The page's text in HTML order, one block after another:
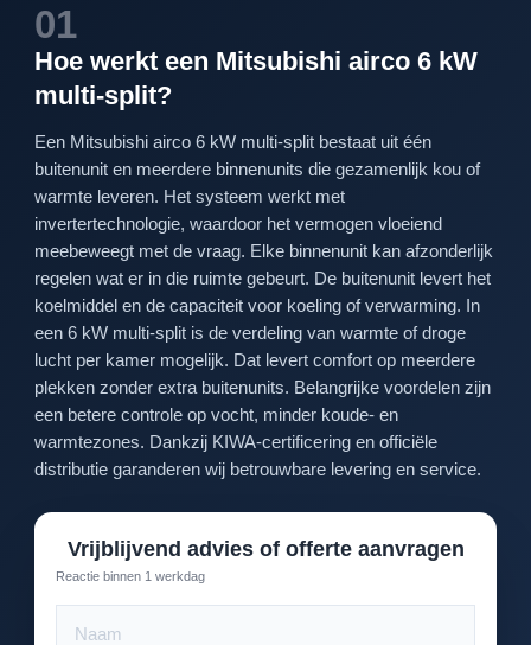
01
Hoe werkt een Mitsubishi airco 6 kW
multi-split?
Een Mitsubishi airco 6 kW multi-split bestaat uit één
buitenunit en meerdere binnenunits die gezamenlijk kou of
warmte leveren. Het systeem werkt met
invertertechnologie, waardoor het vermogen vloeiend
meebeweegt met de vraag. Elke binnenunit kan afzonderlijk
regelen wat er in die ruimte gebeurt. De buitenunit levert het
koelmiddel en de capaciteit voor koeling of verwarming. In
een 6 kW multi-split is de verdeling van warmte of droge
lucht per kamer mogelijk. Dat levert comfort op meerdere
plekken zonder extra buitenunits. Belangrijke voordelen zijn
een betere controle op vocht, minder koude- en
warmtezones. Dankzij KIWA-certificering en officiële
distributie garanderen wij betrouwbare levering en service.
Vrijblijvend advies of offerte aanvragen
Reactie binnen 1 werkdag